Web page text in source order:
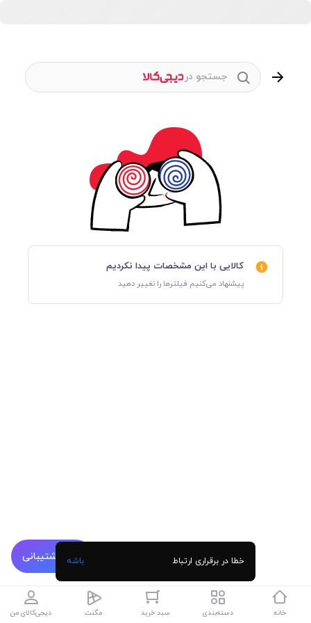
پشتیبانی
جستجو در
کالایی با این مشخصات پیدا نکردیم
پیشنهاد می‌کنیم فیلترها را تغییر دهید
خانه دسته‌بندی سبد خرید مگنت دیجی‌کالای من
خطا در برقراری ارتباط باشه